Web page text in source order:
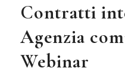
Contratti
Agenzia
Webinar